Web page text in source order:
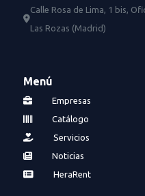
Calle Rosa de Lima, 1 bis,
Las Rozas (Madrid)
Menú
Empresas
Catálogo
Servicios
Noticias
HeraRent